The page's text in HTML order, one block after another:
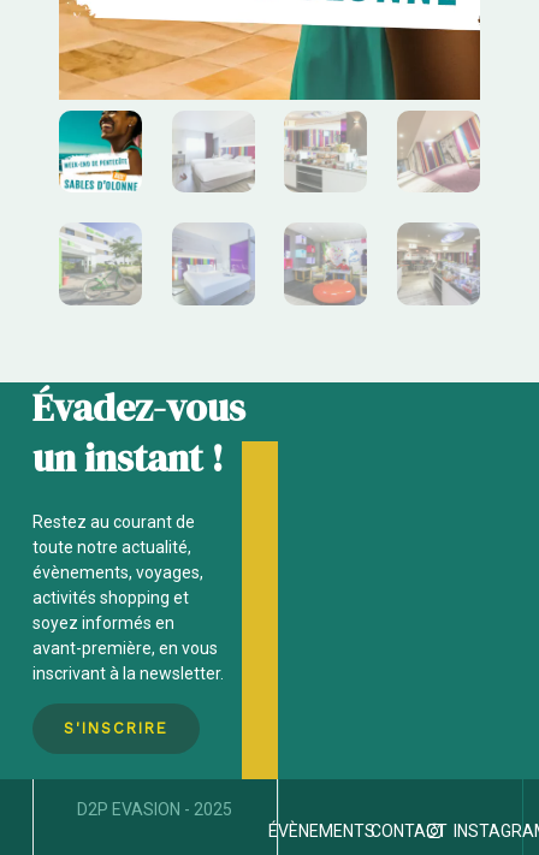
Évadez-vous
un instant !
Restez au courant de
toute notre actualité,
évènements, voyages,
activités shopping et
soyez informés en
avant-première, en vous
inscrivant à la newsletter.
S'INSCRIRE
D2P EVASION - 2025
CONTACT
ÉVÈNEMENTS